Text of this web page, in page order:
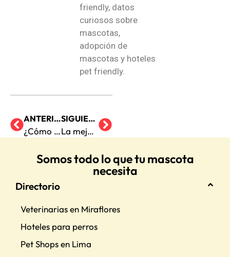
friendly, datos
curiosos sobre
mascotas,
adopción de
mascotas y hoteles
pet friendly.
ANTERIOR
¿Cómo tomarte una foto en Navidad con tus mascotas?
SIGUIENTE
La mejor hora para pasear a tu perro en verano
Somos todo lo que tu mascota
necesita
Directorio
Veterinarias en Miraflores
Hoteles para perros
Pet Shops en Lima